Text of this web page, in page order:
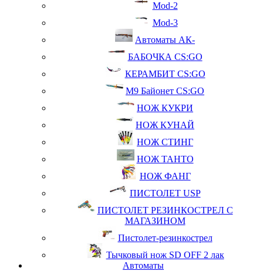
Mod-2
Mod-3
Автоматы АК-
БАБОЧКА CS:GO
КЕРАМБИТ CS:GO
М9 Байонет CS:GO
НОЖ КУКРИ
НОЖ КУНАЙ
НОЖ СТИНГ
НОЖ ТАНТО
НОЖ ФАНГ
ПИСТОЛЕТ USP
ПИСТОЛЕТ РЕЗИНКОСТРЕЛ С
МАГАЗИНОМ
Пистолет-резинкострел
Тычковый нож SD OFF 2 лак
Автоматы